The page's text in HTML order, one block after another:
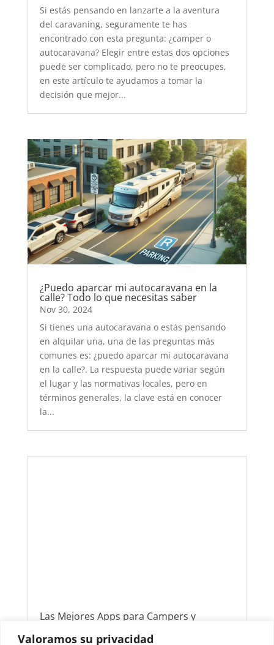
Valoramos su privacidad
Si estás pensando en lanzarte a la aventura
del caravaning, seguramente te has
encontrado con esta pregunta: ¿camper o
autocaravana? Elegir entre estas dos opciones
puede ser complicado, pero no te preocupes,
en este artículo te ayudamos a tomar la
decisión que mejor...
¿Puedo aparcar mi autocaravana en la
calle? Todo lo que necesitas saber
Nov 30, 2024
Si tienes una autocaravana o estás pensando
en alquilar una, una de las preguntas más
comunes es: ¿puedo aparcar mi autocaravana
en la calle?. La respuesta puede variar según
el lugar y las normativas locales, pero en
términos generales, la clave está en conocer
la...
Las Mejores Apps para Campers y
Seguridad!